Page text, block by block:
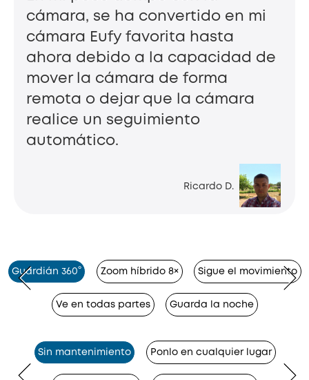
Ricardo D.
cámara, se ha convertido en mi
cámara Eufy favorita hasta
ahora debido a la capacidad de
mover la cámara de forma
remota o dejar que la cámara
realice un seguimiento
automático.
Guardián 360° Zoom híbrido 8× Sigue el movimiento
Ve en todas partes Guarda la noche
Sin mantenimiento Ponlo en cualquier lugar